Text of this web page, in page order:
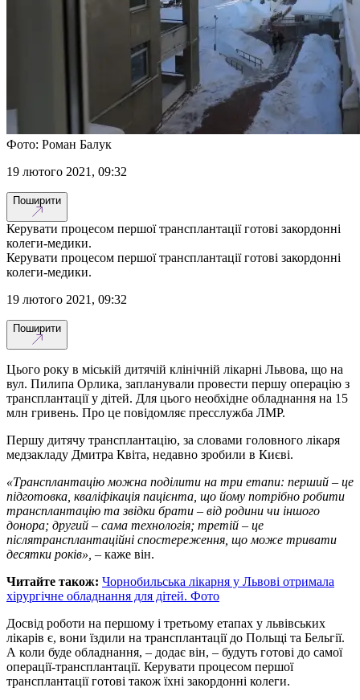
Фото: Роман Балук
19 лютого 2021, 09:32
Поширити
Керувати процесом першої трансплантації готові закордонні
колеги-медики.
Керувати процесом першої трансплантації готові закордонні
колеги-медики.
19 лютого 2021, 09:32
Поширити
Цього року в міській дитячій клінічній лікарні Львова, що на
вул. Пилипа Орлика, запланували провести першу операцію з
трансплантації у дітей. Для цього необхідне обладнання на 15
млн гривень. Про це повідомляє пресслужба ЛМР.
Першу дитячу трансплантацію, за словами головного лікаря
медзакладу Дмитра Квіта, недавно зробили в Києві.
«Трансплантацію можна поділити на три етапи: перший – це
підготовка, кваліфікація пацієнта, що йому потрібно робити
трансплантацію та звідки брати – від родини чи іншого
донора; другий – сама технологія; третій – це
післятрансплантаційні спостереження, що може тривати
десятки років», – каже він.
Читайте також: Чорнобильська лікарня у Львові отримала
хірургічне обладнання для дітей. Фото
Досвід роботи на першому і третьому етапах у львівських
лікарів є, вони їздили на трансплантації до Польщі та Бельгії.
А коли буде обладнання, – додає він, – будуть готові до самої
операції-трансплантації. Керувати процесом першої
трансплантації готові також їхні закордонні колеги.